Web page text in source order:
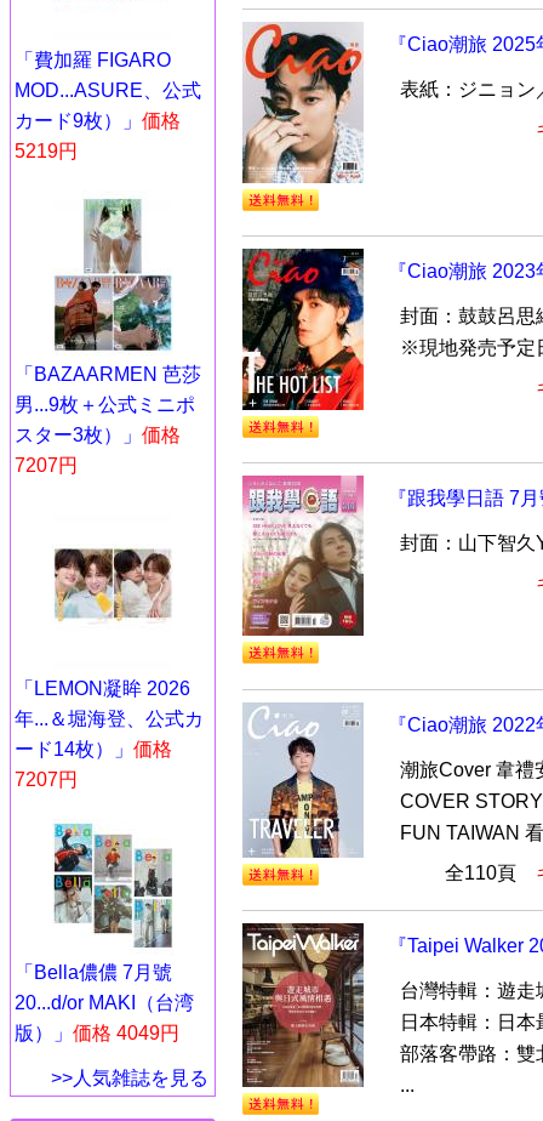
「費加羅 FIGARO
MOD...ASURE、公式
カード9枚）」 価格
5219円
「BAZAARMEN 芭莎
男...9枚＋公式ミニポ
スター3枚）」 価格
7207円
「LEMON凝眸 2026
年...＆堀海登、公式カ
ード14枚）」 価格
7207円
「Bella儂儂 7月號
20...d/or MAKI（台湾
版）」 価格 4049円
>>人気雑誌を見る
『Ciao潮旅
表紙：ジニョン
『Ciao潮旅
封面：鼓鼓呂思
※現地発売予定
『跟我學日語 7
封面：山下智久
『Ciao潮旅
潮旅Cover 韋禮
COVER
FUN TAIWAN
全110頁
『Taipei Walker
台灣特輯：遊走
日本特輯：日
部落客帶路：雙
...